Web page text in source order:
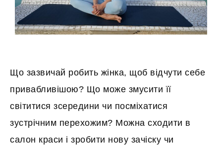
Що зазвичай робить жінка, щоб відчути себе
привабливішою? Що може змусити її
світитися зсередини чи посміхатися
зустрічним перехожим? Можна сходити в
салон краси і зробити нову зачіску чи